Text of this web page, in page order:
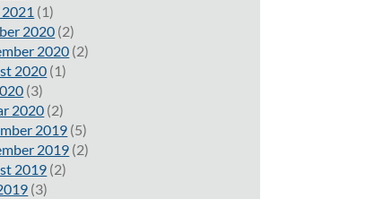
(1)
2020 (2)
2020 (2)
2020 (1)
(3)
2020 (2)
2019 (5)
2019 (2)
2019 (2)
(3)